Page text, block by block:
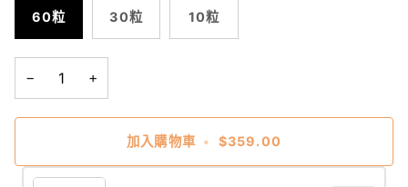
60粒 30粒 10粒
− +
加入購物車 • $359.00